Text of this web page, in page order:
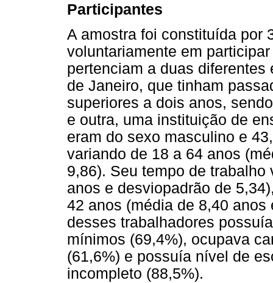
Participantes
A amostra foi constituída por
voluntariamente em
pertenciam a duas
de Janeiro, que tinham
superiores a dois anos,
e outra, uma instituição de
eram do sexo masculino e
variando de 18 a 64 anos
9,86). Seu tempo de
anos e desviopadrão de
42 anos (média de 8,40
desses trabalhadores
mínimos (69,4%), ocupava
(61,6%) e possuía nível de
incompleto (88,5%).